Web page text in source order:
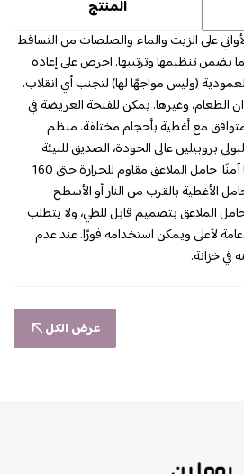
المنتج
على الزيت والماء والصلصات من التساقط
يضمن تنظيمها وترتيبها. احرص على إعادة
(وليس مواجهًا لها) لتجنب أي انقلاب.
الطعام، وغيرها. يمكن للفتحة العريضة في
مع أغطية بأحجام مختلفة. منظم
بروبيلين عالي الجودة، الصديق للبيئة
والمتين، مما يضمن استخدامًا آمنًا. حامل الملاعق مقاوم للحرارة حتى 160
الأغطية بالقرب من النار أو الأسطح
الملاعق بتصميم قابل للطي، ولا يتطلب
لأعلى ويمكن استخدامه فورًا. عند عدم
في خزانة.
عرض الكل